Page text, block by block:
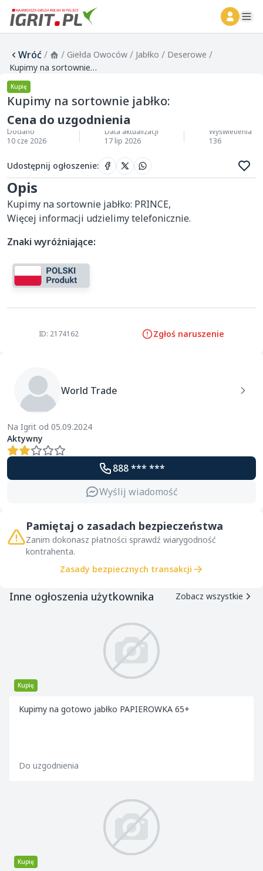
Wróć/ / Giełda Owoców / Jabłko / Deserowe /
Kupimy na sortownie jabłko:
Kupię
Kupimy na sortownie jabłko:
Cena do uzgodnienia
Dodano
10 cze 2026
Data aktualizacji
17 lip 2026
Wyświetlenia
136
Udostępnij ogłoszenie:
Opis
Kupimy na sortownie jabłko: PRINCE,
Więcej informacji udzielimy telefonicznie.
Znaki wyróżniające:
ID: 2174162 Zgłoś naruszenie
World Trade
Na Igrit od 05.09.2024
Aktywny
888 *** ***
Wyślij wiadomość
Pamiętaj o zasadach bezpieczeństwa
Zanim dokonasz płatności sprawdź wiarygodność
kontrahenta.
Zasady bezpiecznych transakcji
Inne ogłoszenia użytkownika Zobacz wszystkie
Kupię
Kupimy na gotowo jabłko PAPIEROWKA 65+
Do uzgodnienia
Kupię